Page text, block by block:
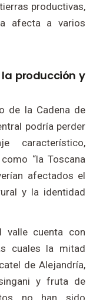
productivas,
afecta a varios
producción y
de la Cadena de
podría perder
característico,
“la Toscana
afectados el
y la identidad
valle cuenta con
cuales la mitad
de Alejandría,
y fruta de